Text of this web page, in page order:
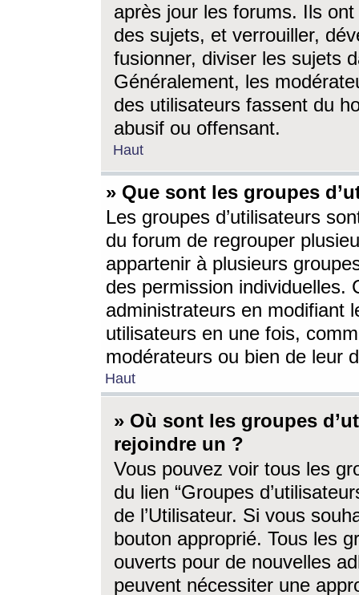
après jour les forums. Ils ont
des sujets, et verrouiller,
fusionner, diviser les sujets
Généralement, les
des utilisateurs fassent du
abusif ou offensant.
Haut
» Que sont les groupes
Les groupes d’utilisateurs
du forum de regrouper
appartenir à plusieurs
des permission individuelles.
administrateurs en modifiant
utilisateurs en une fois,
modérateurs ou bien de leur
Haut
» Où sont les groupes
rejoindre un ?
Vous pouvez voir tous les
du lien “Groupes
de l’Utilisateur. Si vous
bouton approprié. Tous les
ouverts pour de nouvelles
peuvent nécessiter une